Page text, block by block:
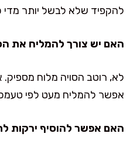
להקפיד שלא לבשל יותר מדי
האם יש צורך להמליח את
לא, רוטב הסויה מלוח
אפשר להמליח מעט לפי
האם אפשר להוסיף ירקות